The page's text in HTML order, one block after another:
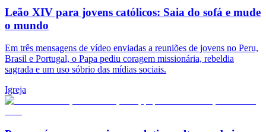
Leão XIV para jovens católicos: Saia do sofá e mude
o mundo
Em três mensagens de vídeo enviadas a reuniões de jovens no Peru,
Brasil e Portugal, o Papa pediu coragem missionária, rebeldia
sagrada e um uso sóbrio das mídias sociais.
Igreja